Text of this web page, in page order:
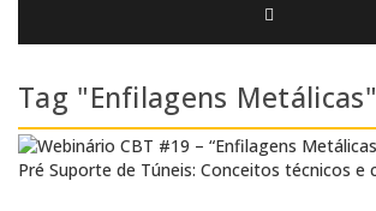
Tag "Enfilagens Metálicas"